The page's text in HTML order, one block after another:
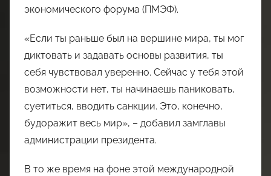
экономического форума (ПМЭФ).
«Если ты раньше был на вершине мира, ты мог
диктовать и задавать основы развития, ты
себя чувствовал уверенно. Сейчас у тебя этой
возможности нет, ты начинаешь паниковать,
суетиться, вводить санкции. Это, конечно,
будоражит весь мир», – добавил замглавы
администрации президента.
В то же время на фоне этой международной